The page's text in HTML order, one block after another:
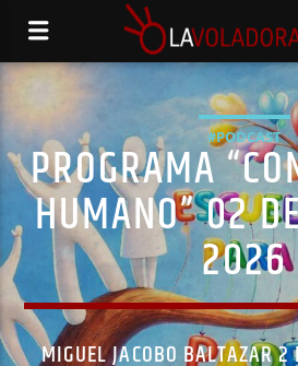
#PODCAST
PROGRAMA
HUMANO” 02
2026
MIGUEL JACOBO BALTAZAR